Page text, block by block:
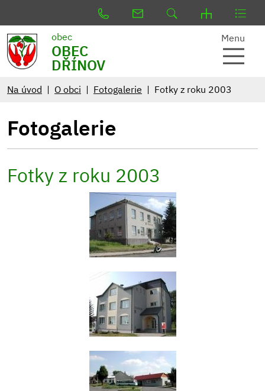
obec
OBEC
DŘÍNOV
Menu
Na úvod O obci Fotogalerie Fotky z roku 2003
Fotogalerie
Fotky z roku 2003